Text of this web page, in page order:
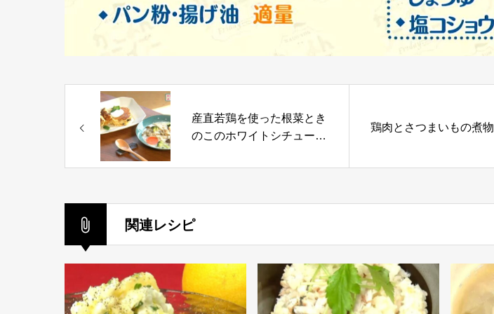
産直若鶏を使った根菜とき
のこのホワイトシチュー&
ーキ
鶏肉とさつまいもの煮物
関連レシピ